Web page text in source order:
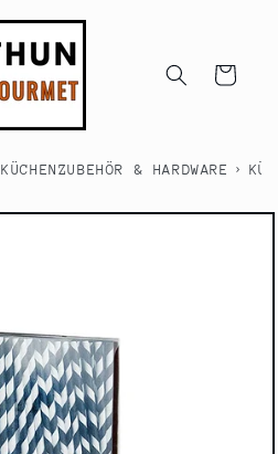
Warenkorb
KÜCHENZUBEHÖR & HARDWARE ›